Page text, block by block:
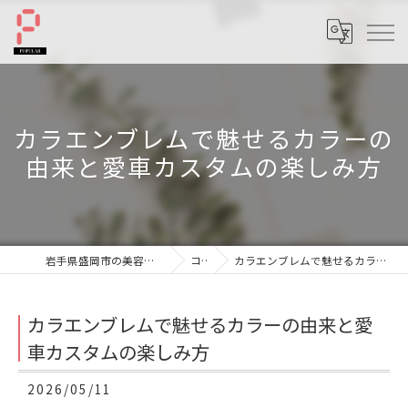
カラエンブレムで魅せるカラーの
由来と愛車カスタムの楽しみ方
岩手県盛岡市の美容室ならへアーサロンポプラル コラム カラエンブレムで魅せるカラーの由来と愛車カスタムの楽しみ方
カラエンブレムで魅せるカラーの由来と愛
車カスタムの楽しみ方
2026/05/11